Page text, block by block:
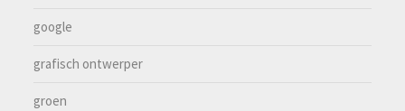
google
grafisch ontwerper
groen